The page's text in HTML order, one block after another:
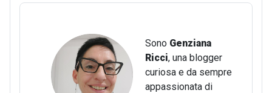
Sono Genziana
Ricci, una blogger
curiosa e da sempre
appassionata di